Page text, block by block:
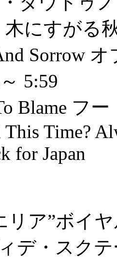
木にすがる
Sorrow
5:59
Blame フ
Time?
for Japan
リア”ボイ
デ・スク